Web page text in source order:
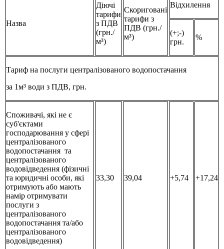
Назва
Діючі
тарифи
з ПДВ
(грн./
м³)
Скориговані
тарифи з
ПДВ (грн./
м³)
Відхилення
(+;-)
грн.
%
Тариф на послуги централізованого водопостачання
за 1м³ води з ПДВ, грн.
Споживачі, які не є
суб'єктами
господарювання у сфері
централізованого
водопостачання та
централізованого
водовідведення (фізичні
та юридичні особи, які
отримують або мають
намір отримувати
послуги з
централізованого
водопостачання та/або
централізованого
водовідведення)
33,30 39,04 +5,74 +17,24